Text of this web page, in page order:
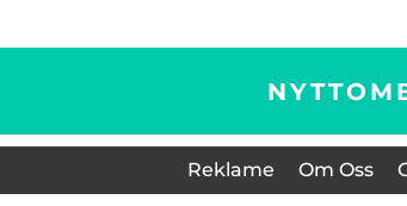
Reklame Om Oss